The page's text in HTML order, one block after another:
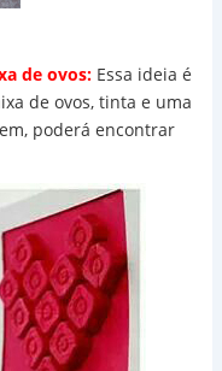
de ovos: Essa ideia é
de ovos, tinta e uma
poderá encontrar